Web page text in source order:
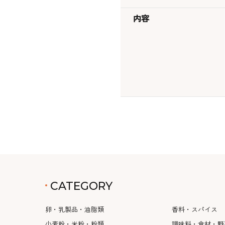
内容
CATEGORY
卵・乳製品・油脂類
香料・スパイス